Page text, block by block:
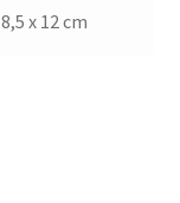
8,5 x 12 cm